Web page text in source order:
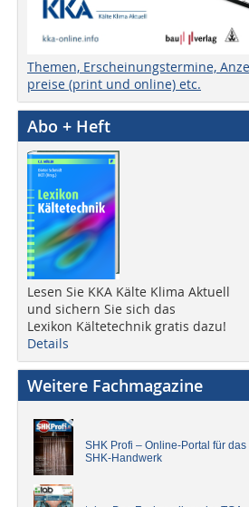
Themen, Erscheinungstermine,
preise (print und online) etc.
Abo + Heft
Lesen Sie KKA Kälte Klima Aktuell
und sichern Sie sich das
Lexikon Kältetechnik gratis dazu!
Details
Weitere Fachmagazine
SHK Profi – Online-Portal für das
SHK-Handwerk